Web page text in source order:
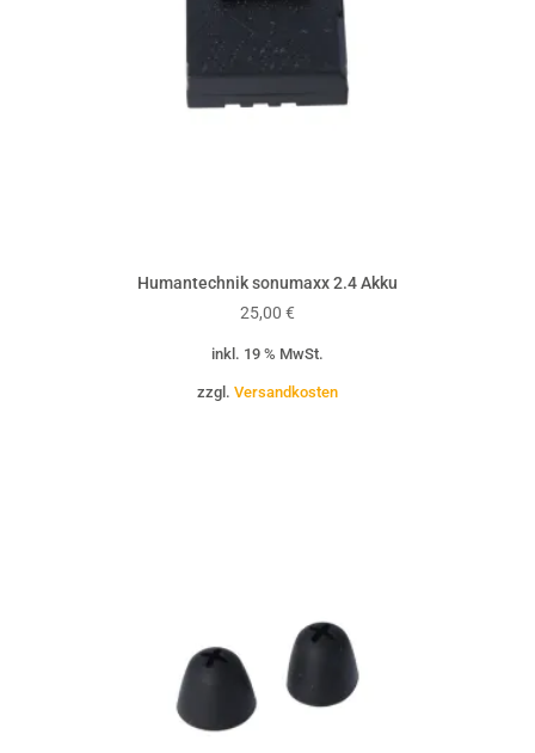
Humantechnik sonumaxx 2.4 Akku
25,00 €
inkl. 19 % MwSt.
zzgl. Versandkosten